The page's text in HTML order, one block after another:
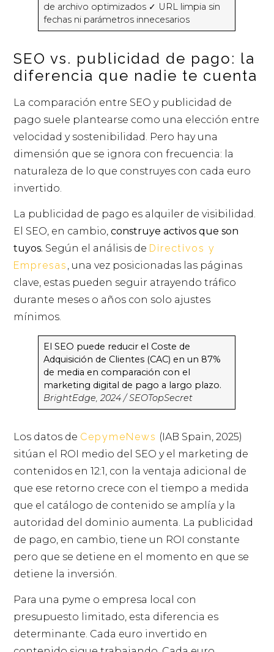
de archivo optimizados ✓ URL limpia sin
fechas ni parámetros innecesarios
SEO vs. publicidad de pago: la
diferencia que nadie te cuenta
La comparación entre SEO y publicidad de
pago suele plantearse como una elección entre
velocidad y sostenibilidad. Pero hay una
dimensión que se ignora con frecuencia: la
naturaleza de lo que construyes con cada euro
invertido.
La publicidad de pago es alquiler de visibilidad.
El SEO, en cambio,construye activos que son
tuyos. Según el análisis de Directivos y
Empresas , una vez posicionadas las páginas
clave, estas pueden seguir atrayendo tráfico
durante meses o años con solo ajustes
mínimos.
El SEO puede reducir el Coste de
Adquisición de Clientes (CAC) en un 87%
de media en comparación con el
marketing digital de pago a largo plazo.
BrightEdge, 2024 / SEOTopSecret
Los datos de CepymeNews (IAB Spain, 2025)
sitúan el ROI medio del SEO y el marketing de
contenidos en 12:1, con la ventaja adicional de
que ese retorno crece con el tiempo a medida
que el catálogo de contenido se amplía y la
autoridad del dominio aumenta. La publicidad
de pago, en cambio, tiene un ROI constante
pero que se detiene en el momento en que se
detiene la inversión.
Para una pyme o empresa local con
presupuesto limitado, esta diferencia es
determinante. Cada euro invertido en